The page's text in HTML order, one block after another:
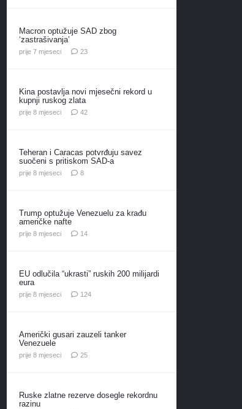
Macron optužuje SAD zbog
‘zastrašivanja’
prije 7 mjeseci 23komentara
Kina postavlja novi mjesečni rekord u
kupnji ruskog zlata
prije 8 mjeseci 42komentara
Teheran i Caracas potvrđuju savez
suočeni s pritiskom SAD-a
prije 8 mjeseci 8komentara
Trump optužuje Venezuelu za krađu
američke nafte
prije 8 mjeseci 14komentara
EU odlučila “ukrasti” ruskih 200 milijardi
eura
prije 8 mjeseci 124komentara
Američki gusari zauzeli tanker
Venezuele
prije 8 mjeseci 25komentara
Ruske zlatne rezerve dosegle rekordnu
razinu